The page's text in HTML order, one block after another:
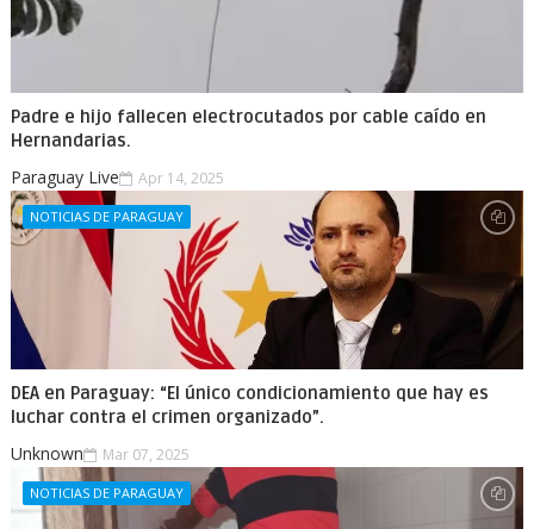
Padre e hijo fallecen electrocutados por cable caído en
Hernandarias.
Paraguay Live Apr 14, 2025
NOTICIAS DE PARAGUAY
DEA en Paraguay: “El único condicionamiento que hay es
luchar contra el crimen organizado”.
Unknown Mar 07, 2025
NOTICIAS DE PARAGUAY